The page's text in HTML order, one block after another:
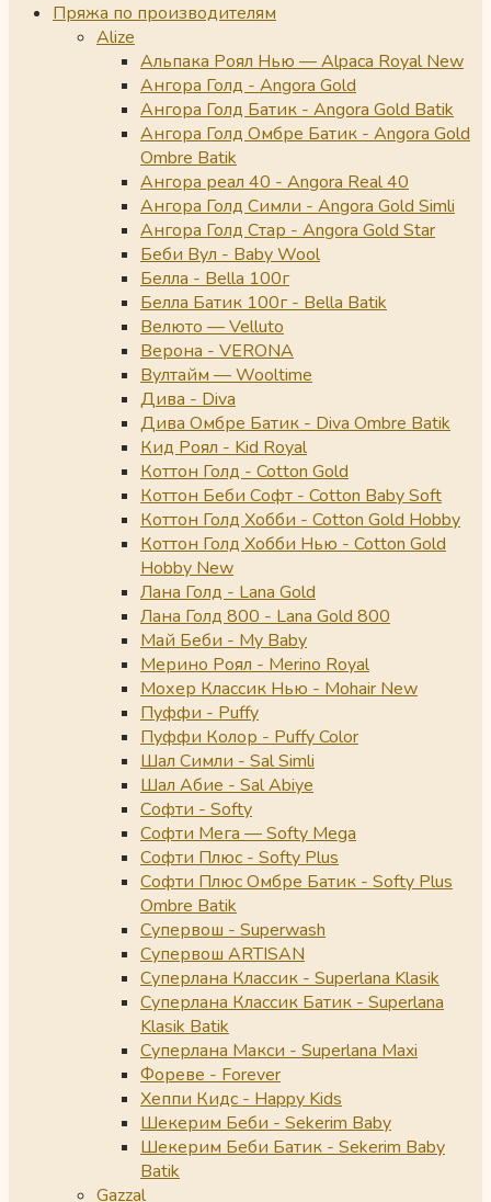
Пряжа по производителям
Alize
Альпака Роял Нью — Alpaca Royal New
Ангора Голд - Angora Gold
Ангора Голд Батик - Angora Gold Batik
Ангора Голд Омбре Батик - Angora Gold
Ombre Batik
Ангора реал 40 - Angora Real 40
Ангора Голд Симли - Angora Gold Simli
Ангора Голд Стар - Angora Gold Star
Беби Вул - Baby Wool
Белла - Bella 100г
Белла Батик 100г - Bella Batik
Велюто — Velluto
Верона - VERONA
Вултайм — Wooltime
Дива - Diva
Дива Омбре Батик - Diva Ombre Batik
Кид Роял - Kid Royal
Коттон Голд - Cotton Gold
Коттон Беби Софт - Cotton Baby Soft
Коттон Голд Хобби - Cotton Gold Hobby
Коттон Голд Хобби Нью - Cotton Gold
Hobby New
Лана Голд - Lana Gold
Лана Голд 800 - Lana Gold 800
Май Беби - My Baby
Мерино Роял - Merino Royal
Мохер Классик Нью - Mohair New
Пуффи - Puffy
Пуффи Колор - Puffy Color
Шал Симли - Sal Simli
Шал Абие - Sal Abiye
Софти - Softy
Софти Мега — Softy Mega
Софти Плюс - Softy Plus
Софти Плюс Омбре Батик - Softy Plus
Ombre Batik
Супервош - Superwash
Супервош ARTISAN
Суперлана Классик - Superlana Klasik
Суперлана Классик Батик - Superlana
Klasik Batik
Суперлана Макси - Superlana Maxi
Фореве - Forever
Хеппи Кидс - Happy Kids
Шекерим Беби - Sekerim Baby
Шекерим Беби Батик - Sekerim Baby
Batik
Gazzal